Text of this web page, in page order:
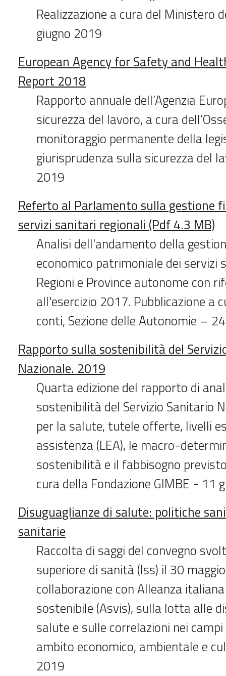
Realizzazione a cura del Ministero
giugno 2019
European Agency for Safety and
Report 2018
Rapporto annuale dell’Agenzia
sicurezza del lavoro, a cura
monitoraggio permanente della
giurisprudenza sulla sicurezza del
2019
Referto al Parlamento sulla gestione
servizi sanitari regionali (Pdf 4.3 MB)
Analisi dell'andamento della
economico patrimoniale dei servizi
Regioni e Province autonome con
all'esercizio 2017. Pubblicazione a
conti, Sezione delle Autonomie –
Rapporto sulla sostenibilità del
Nazionale. 2019
Quarta edizione del rapporto di
sostenibilità del Servizio Sanitario
per la salute, tutele offerte, livelli
assistenza (LEA), le macro-
sostenibilità e il fabbisogno
cura della Fondazione GIMBE - 11
Disuguaglianze di salute: politiche
sanitarie
Raccolta di saggi del convegno
superiore di sanità (Iss) il 30
collaborazione con Alleanza
sostenibile (Asvis), sulla lotta alle
salute e sulle correlazioni nei
ambito economico, ambientale e
2019